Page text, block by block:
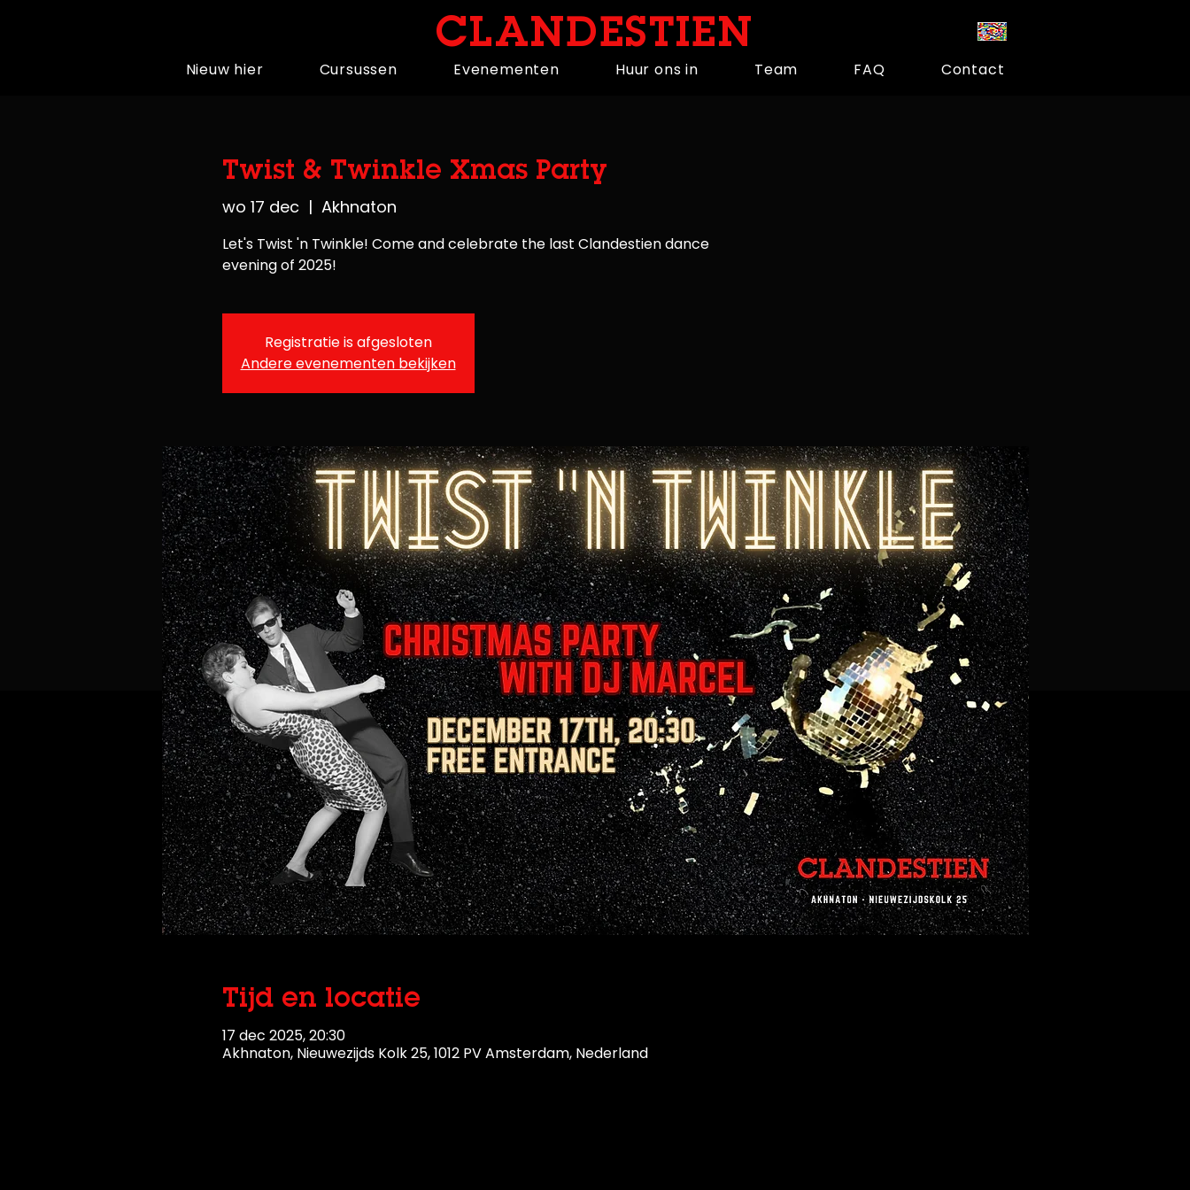
Nieuw hier Cursussen Evenementen Huur ons in Team FAQ Contact
CLANDESTIEN
Twist & Twinkle Xmas Party
wo 17 dec
  |
Akhnaton
Let's Twist 'n Twinkle! Come and celebrate the last Clandestien dance
evening of 2025!
Registratie is afgesloten
Andere evenementen bekijken
Tijd en locatie
17 dec 2025, 20:30
Akhnaton, Nieuwezijds Kolk 25, 1012 PV Amsterdam, Nederland